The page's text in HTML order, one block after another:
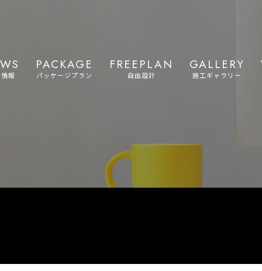
報
PACKAGE
パッケージプラン
FREEPLAN
自由設計
GALLERY
施工ギャラリー